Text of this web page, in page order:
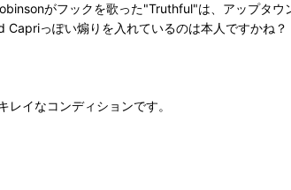
がフックを歌った"Truthful"は、アップタウ
っぽい煽りを入れているのは本人ですかね？
イなコンディションです。